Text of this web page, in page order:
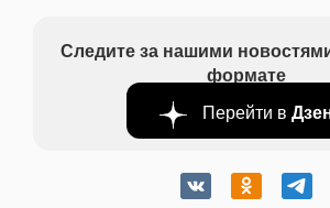
Следите за нашими
формате
Перейти в